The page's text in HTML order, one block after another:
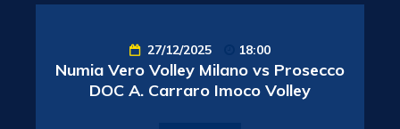
27/12/2025 18:00
Numia Vero Volley Milano vs Prosecco
DOC A. Carraro Imoco Volley